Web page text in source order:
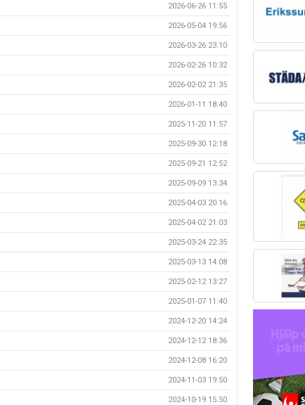
2026-06-26 11:55
2026-05-04 19:56
2026-03-26 23:10
2026-02-26 10:32
2026-02-02 21:35
2026-01-11 18:40
2025-11-20 11:57
2025-09-30 12:18
2025-09-21 12:52
2025-09-09 13:34
2025-04-03 20:16
2025-04-02 21:03
2025-03-24 22:35
2025-03-13 14:08
2025-02-12 13:27
2025-01-07 11:40
2024-12-20 14:24
2024-12-12 18:36
2024-12-08 16:20
2024-11-03 19:50
2024-10-19 15:50